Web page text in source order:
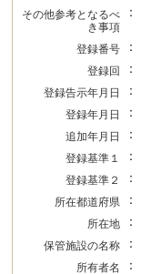
その他参考となるべ
き事項
：
登録番号 ：
登録回
：
登録告示年月日
：
登録年月日
：
追加年月日
：
登録基準１ ：
登録基準２
：
所在都道府県 ：
所在地
：
保管施設の名称
：
所有者名 ：